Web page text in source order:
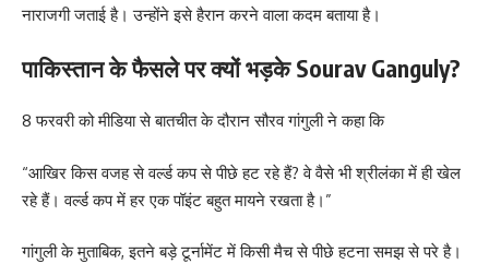
नाराजगी जताई है। उन्होंने इसे हैरान करने वाला कदम बताया है।
पाकिस्तान के फैसले पर क्यों भड़के Sourav Ganguly?
8 फरवरी को मीडिया से बातचीत के दौरान सौरव गांगुली ने कहा कि
“आखिर किस वजह से वर्ल्ड कप से पीछे हट रहे हैं? वे वैसे भी श्रीलंका में ही खेल
रहे हैं। वर्ल्ड कप में हर एक पॉइंट बहुत मायने रखता है।”
गांगुली के मुताबिक, इतने बड़े टूर्नामेंट में किसी मैच से पीछे हटना समझ से परे है।